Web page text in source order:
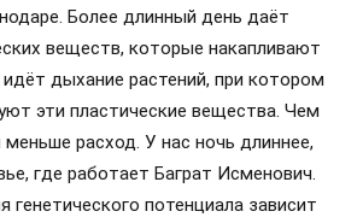
Более длинный день даёт
веществ, которые накапливают
дыхание растений, при котором
эти пластические вещества. Чем
расход. У нас ночь длиннее,
где работает Баграт Исменович.
генетического потенциала зависит